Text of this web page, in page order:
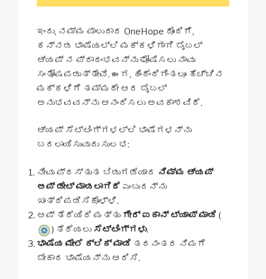
ಇಂದು, ನಮ್ಮ ಪಾಲುದಾರ OneHope ರೊಂದಿಗೆ,
ಕನ್ನಡ ಭಾಷೆಯಲ್ಲಿ ಮಕ್ಕಳಿಗಾಗಿ ಬೈಬಲ್
ಆ್ಯಪ್ ನ ಪ್ರಾರಂಭವನ್ನು ಘೋಷಿಸಲು ನಾವು
ಸಂತೋಷಪಡುತ್ತೇವೆ. ಈಗ, ಹಿಂದೆಂದಿಗಿಂತಲೂ ಹೆಚ್ಚಿನ
ಮಕ್ಕಳಿಗೆ ತಮ್ಮದೇ ಆದ ಬೈಬಲ್
ಅನುಭವವನ್ನು ಆನಂದಿಸಲು ಅವಕಾಶವಿದೆ.
ಆ್ಯಪ್ ಸೆಟ್ಟಿಂಗ್‌ಗಳಲ್ಲಿ ಭಾಷೆಗಳನ್ನು
ಬದಲಾಯಿಸುವುದು ಸುಲಭ:
ನೀವು ಪ್ರಸ್ತುತ ಬಿಡುಗಡೆಯಾದ ನಿಮ್ಮ ಆ್ಯಪ್
ಅಪ್ ಡೇಟ್ ಮಾಡಲಾಗಿದೆ ಎಂಬುದನ್ನು
ಖಾತ್ರಿಪಡಿಸಿಕೊಳ್ಳಿ.
ಆಪ್ ತೆರೆಯಿರಿ ಮತ್ತು ಗೇರ್ ಐಕಾನ್ ಟ್ಯಾಪ್ ಮಾಡಿ (
) ತೆರೆಯಲು ಸೆಟ್ಟಿಂಗ್ಗಳು.
ಭಾಷೆಯ ಮೇಲೆ ಕ್ಲಿಕ್ ಮಾಡಿ ತದನಂತರ ನಿಮಗೆ
ಬೇಕಾದ ಭಾಷೆಯನ್ನು ಆರಿಸಿ.